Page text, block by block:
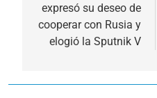
entradas
expresó su deseo de
cooperar con Rusia y
elogió la Sputnik V